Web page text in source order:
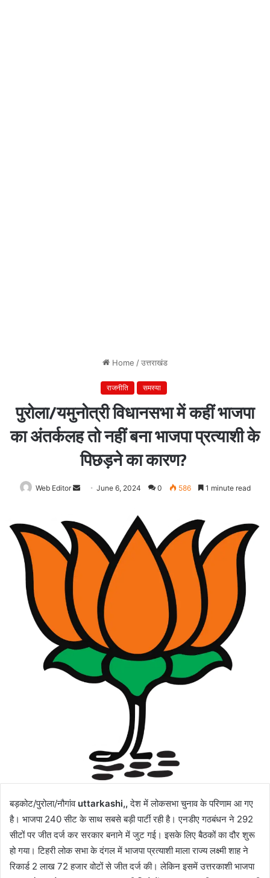
Home /उत्तराखंड
राजनीति समस्या
पुरोला/यमुनोत्री विधानसभा में कहीं भाजपा
का अंतर्कलह तो नहीं बना भाजपा प्रत्याशी के
पिछड़ने का कारण?
Web Editor
SendJune 6, 2024 0 586 1 minute read
बड़कोट/पुरोला/नौगांव uttarkashi,, देश में लोकसभा चुनाव के परिणाम आ गए
है। भाजपा 240 सीट के साथ सबसे बड़ी पार्टी रही है। एनडीए गठबंधन ने 292
सीटों पर जीत दर्ज कर सरकार बनाने में जुट गई। इसके लिए बैठकों का दौर शुरू
हो गया। टिहरी लोक सभा के दंगल में भाजपा प्रत्याशी माला राज्य लक्ष्मी शाह ने
रिकार्ड 2 लाख 72 हजार वोटों से जीत दर्ज की। लेकिन इसमें उत्तरकाशी भाजपा